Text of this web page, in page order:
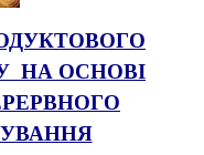
НА ОСНОВІ